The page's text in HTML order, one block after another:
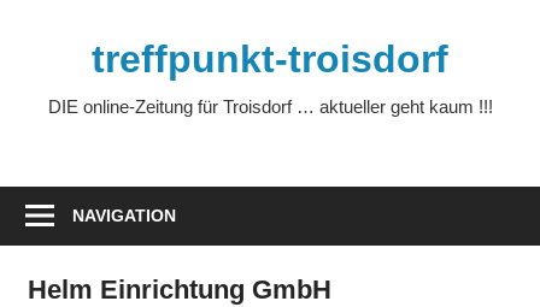
treffpunkt-troisdorf
DIE online-Zeitung für Troisdorf … aktueller geht kaum !!!
NAVIGATION
Helm Einrichtung GmbH